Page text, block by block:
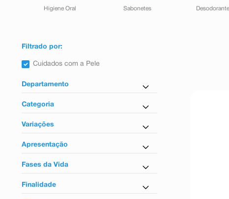
Higiene Oral Sabonetes
Filtrado por:
Cuidados com a Pele
Departamento
Cuidados com a Pele
Cuidados com o Cabelo
Higiene Pessoal
Mundo Infantil
Categoria
Hidratante
Variações
Com perfume
Apresentação
Em creme
Fases da Vida
Para adultos
Finalidade